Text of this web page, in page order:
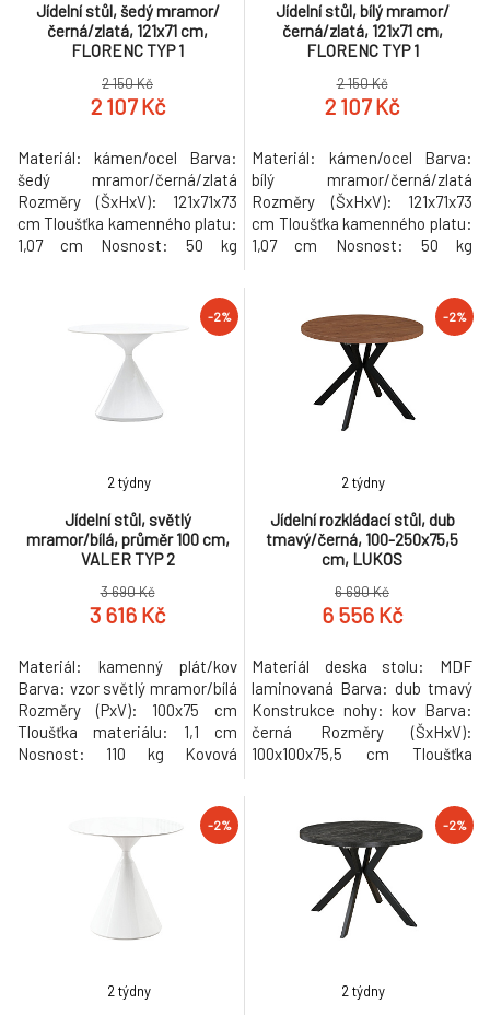
Jídelní stůl, šedý mramor/
černá/zlatá, 121x71 cm,
FLORENC TYP 1
2 150 Kč
2 107 Kč
Materiál: kámen/ocel Barva:
šedý mramor/černá/zlatá
Rozměry (ŠxHxV): 121x71x73
cm Tloušťka kamenného platu:
1,07 cm Nosnost: 50 kg
v demontu Hmotnost: 31.6kg
Jídelní stůl, bílý mramor/
černá/zlatá, 121x71 cm,
FLORENC TYP 1
2 150 Kč
2 107 Kč
Materiál: kámen/ocel Barva:
bílý mramor/černá/zlatá
Rozměry (ŠxHxV): 121x71x73
cm Tloušťka kamenného platu:
1,07 cm Nosnost: 50 kg
v demontu Hmotnost: 31.6kg
-2%
Jídelní stůl, světlý
mramor/bílá, průměr 100 cm,
VALER TYP 2
2 týdny
3 690 Kč
3 616 Kč
Materiál: kamenný plát/kov
Barva: vzor světlý mramor/bílá
Rozměry (PxV): 100x75 cm
Tloušťka materiálu: 1,1 cm
Nosnost: 110 kg Kovová
Dodáváno v demontu
Hmotnost: 31.5kg
-2%
Jídelní rozkládací stůl, dub
tmavý/černá, 100-250x75,5
cm, LUKOS
2 týdny
6 690 Kč
6 556 Kč
Materiál deska stolu: MDF
laminovaná Barva: dub tmavý
Konstrukce nohy: kov Barva:
černá Rozměry (ŠxHxV):
100x100x75,5 cm Tloušťka
rozkladu 1,8 cm Kulatý
Praktický Rozkládací Dodáván
s 3× středovými deskami
Rozklad s jednou deskou: 150
cm Rozklad se dvěma
deskami: 200 cm Rozklad s
-2%
2 týdny
-2%
2 týdny